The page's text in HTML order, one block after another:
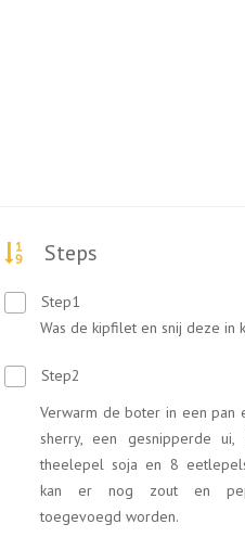
Steps
Step1
Was de kipfilet en snij deze in
Step2
Verwarm de boter in een pan
sherry, een gesnipperde ui,
theelepel soja en 8
kan er nog zout en
toegevoegd worden.